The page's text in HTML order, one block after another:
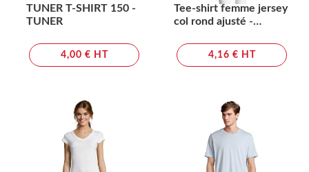
TUNER T-SHIRT 150 -
TUNER
4,00 € HT
Tee-shirt femme jersey
col rond ajusté -
4,16 € HT